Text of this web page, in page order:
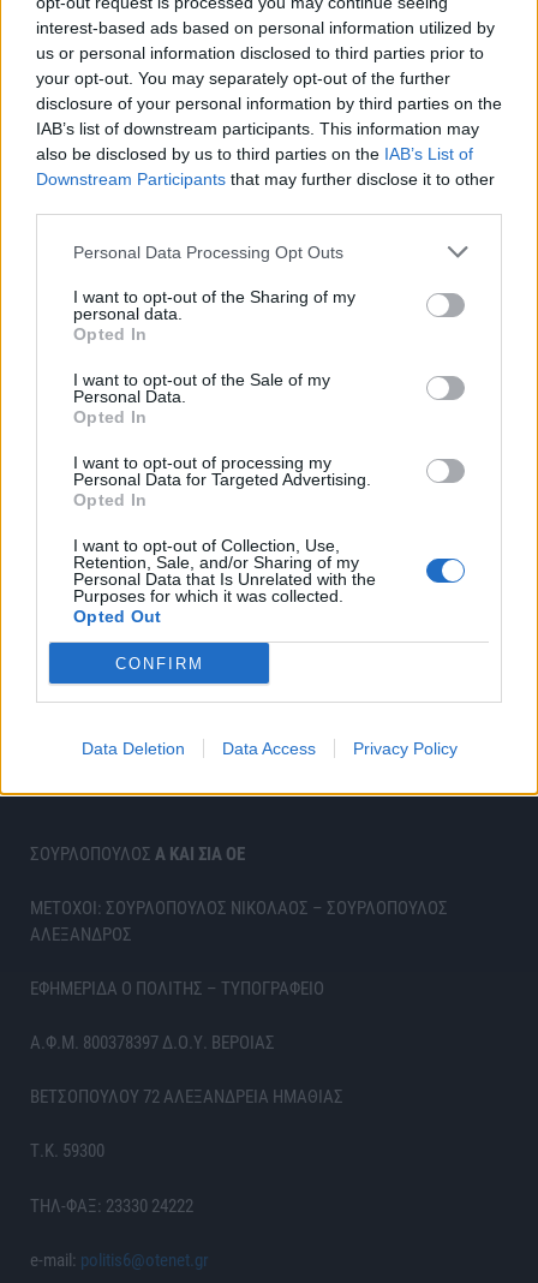
interest-based ads based on personal information utilized by
us or personal information disclosed to third parties prior to
your opt-out. You may separately opt-out of the further
disclosure of your personal information by third parties on the
IAB’s list of downstream participants. This information may
also be disclosed by us to third parties on the IAB’s List of
Downstream Participants that may further disclose it to other
Personal Data Processing Opt Outs
I want to opt-out of the Sharing of my
personal data.
Opted In
I want to opt-out of the Sale of my
Personal Data.
Opted In
I want to opt-out of processing my
Personal Data for Targeted Advertising.
Opted In
I want to opt-out of Collection, Use,
Retention, Sale, and/or Sharing of my
Personal Data that Is Unrelated with the
Purposes for which it was collected.
Opted Out
CONFIRM
Data Deletion Data Access Privacy Policy
ΣΟΥΡΛΟΠΟΥΛΟΣ Α ΚΑΙ ΣΙΑ ΟΕ
ΜΕΤΟΧΟΙ: ΣΟΥΡΛΟΠΟΥΛΟΣ ΝΙΚΟΛΑΟΣ – ΣΟΥΡΛΟΠΟΥΛΟΣ
ΑΛΕΞΑΝΔΡΟΣ
ΕΦΗΜΕΡΙΔΑ Ο ΠΟΛΙΤΗΣ – ΤΥΠΟΓΡΑΦΕΙΟ
Α.Φ.Μ. 800378397 Δ.Ο.Υ. ΒΕΡΟΙΑΣ
ΒΕΤΣΟΠΟΥΛΟΥ 72 ΑΛΕΞΑΝΔΡΕΙΑ ΗΜΑΘΙΑΣ
Τ.Κ. 59300
ΤΗΛ-ΦΑΞ: 23330 24222
e-mail: politis6@otenet.gr